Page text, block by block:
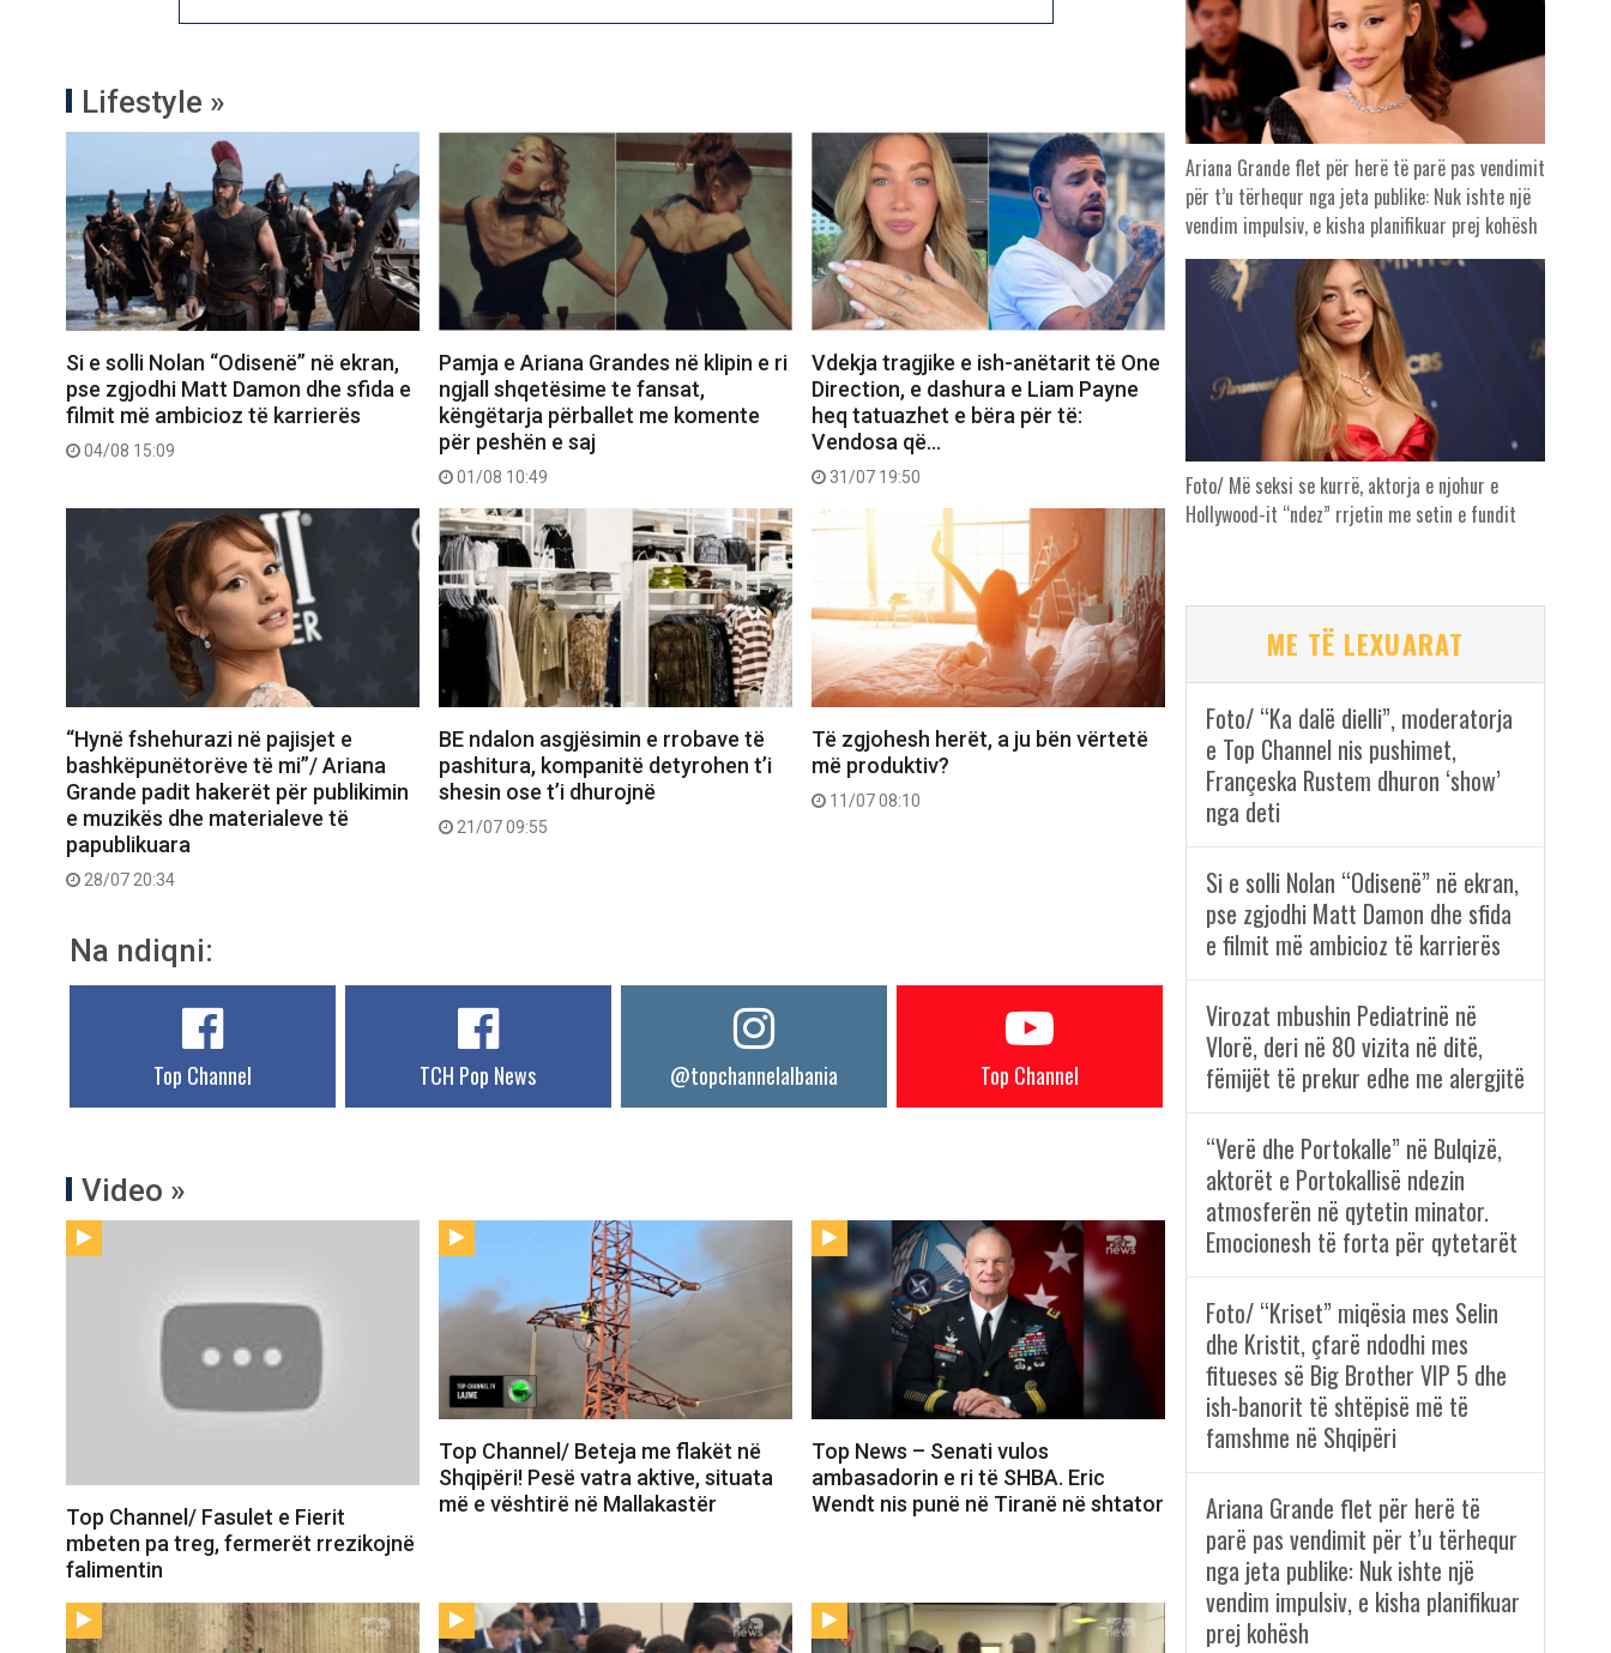
Lifestyle »
Si e solli Nolan “Odisenë” në ekran,
pse zgjodhi Matt Damon dhe sfida e
filmit më ambicioz të karrierës
04/08 15:09
Pamja e Ariana Grandes në klipin e ri
ngjall shqetësime te fansat,
këngëtarja përballet me komente
për peshën e saj
01/08 10:49
Vdekja tragjike e ish-anëtarit të One
Direction, e dashura e Liam Payne
heq tatuazhet e bëra për të:
Vendosa që…
31/07 19:50
“Hynë fshehurazi në pajisjet e
bashkëpunëtorëve të mi”/ Ariana
Grande padit hakerët për publikimin
e muzikës dhe materialeve të
papublikuara
28/07 20:34
BE ndalon asgjësimin e rrobave të
pashitura, kompanitë detyrohen t’i
shesin ose t’i dhurojnë
21/07 09:55
Të zgjohesh herët, a ju bën vërtetë
më produktiv?
11/07 08:10
Na ndiqni:
Top Channel TCH Pop News @topchannelalbania Top Channel
Video »
Top Channel/ Fasulet e Fierit
mbeten pa treg, fermerët rrezikojnë
falimentin
Top Channel/ Beteja me flakët në
Shqipëri! Pesë vatra aktive, situata
më e vështirë në Mallakastër
Top News – Senati vulos
ambasadorin e ri të SHBA. Eric
Wendt nis punë në Tiranë në shtator
Ariana Grande flet për herë të parë pas vendimit
për t’u tërhequr nga jeta publike: Nuk ishte një
vendim impulsiv, e kisha planifikuar prej kohësh
Foto/ Më seksi se kurrë, aktorja e njohur e
Hollywood-it “ndez” rrjetin me setin e fundit
ME TË LEXUARAT
Foto/ “Ka dalë dielli”, moderatorja
e Top Channel nis pushimet,
Françeska Rustem dhuron ‘show’
nga deti
Si e solli Nolan “Odisenë” në ekran,
pse zgjodhi Matt Damon dhe sfida
e filmit më ambicioz të karrierës
Virozat mbushin Pediatrinë në
Vlorë, deri në 80 vizita në ditë,
fëmijët të prekur edhe me alergjitë
“Verë dhe Portokalle” në Bulqizë,
aktorët e Portokallisë ndezin
atmosferën në qytetin minator.
Emocionesh të forta për qytetarët
Foto/ “Kriset” miqësia mes Selin
dhe Kristit, çfarë ndodhi mes
fitueses së Big Brother VIP 5 dhe
ish-banorit të shtëpisë më të
famshme në Shqipëri
Ariana Grande flet për herë të
parë pas vendimit për t’u tërhequr
nga jeta publike: Nuk ishte një
vendim impulsiv, e kisha planifikuar
prej kohësh